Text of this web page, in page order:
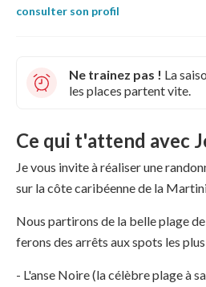
consulter son profil
Ne trainez pas ! La
les places partent vite.
Ce qui t'attend avec
Je vous invite à réaliser une
sur la côte caribéenne de la
Nous partirons de la belle plage
ferons des arrêts aux spots les
- L'anse Noire (la célèbre plage à